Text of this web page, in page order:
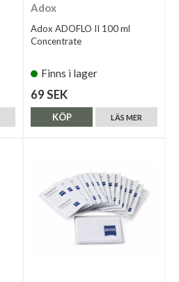
Adox
Adox ADOFLO II 100 ml
Concentrate
Finns i lager
69 SEK
LÄS MER
KÖP